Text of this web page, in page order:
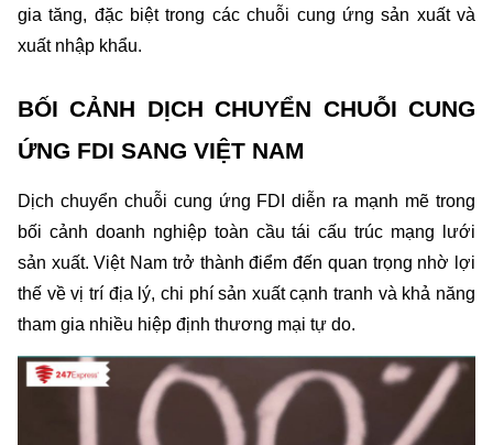
gia tăng, đặc biệt trong các chuỗi cung ứng sản xuất và
xuất nhập khẩu.
BỐI CẢNH DỊCH CHUYỂN CHUỖI CUNG
ỨNG FDI SANG VIỆT NAM
Dịch chuyển chuỗi cung ứng FDI diễn ra mạnh mẽ trong
bối cảnh doanh nghiệp toàn cầu tái cấu trúc mạng lưới
sản xuất. Việt Nam trở thành điểm đến quan trọng nhờ lợi
thế về vị trí địa lý, chi phí sản xuất cạnh tranh và khả năng
tham gia nhiều hiệp định thương mại tự do.